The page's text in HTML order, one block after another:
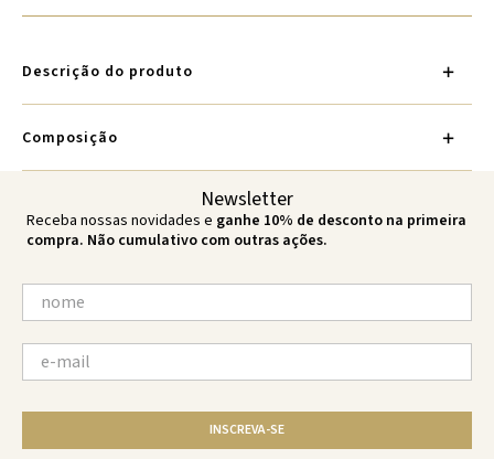
Descrição do produto
Composição
Newsletter
Receba nossas novidades e ganhe 10% de desconto na primeira
compra. Não cumulativo com outras ações.
INSCREVA-SE